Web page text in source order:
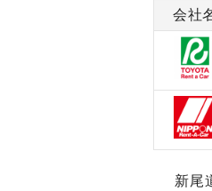
会社
新尾